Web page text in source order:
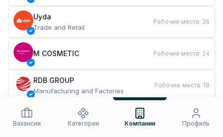
Uyda
Trade and Retail
Рабочие места: 26
M COSMETIC Рабочие места: 24
RDB GROUP
Manufacturing and Factories
Рабочие места: 18
Restaurants and Fast Food
Рабочие места
Вакансии
Категории Компании Профиль